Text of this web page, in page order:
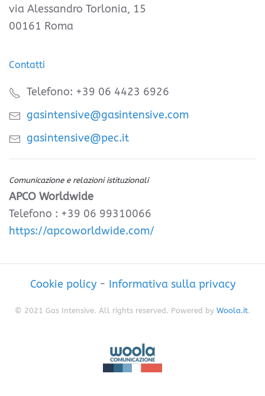
via Alessandro Torlonia, 15
00161 Roma
Contatti
Telefono: +39 06 4423 6926
gasintensive@gasintensive.com
gasintensive@pec.it
Comunicazione e relazioni istituzionali
APCO Worldwide
Telefono : +39 06 99310066
https://apcoworldwide.com/
Cookie policy- Informativa sulla privacy
© 2021 Gas Intensive. All rights reserved. Powered by Woola.it.